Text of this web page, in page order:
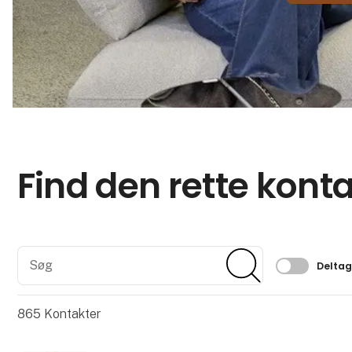
Find den rette
Søg
Filtrer
865 Kontakter